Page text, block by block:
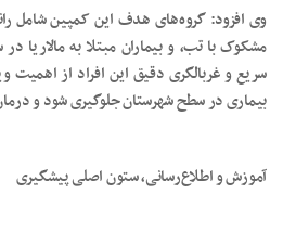
وی افزود: گروه‌های هدف این کمپین شامل
مشکوک با تب، و بیماران مبتلا به مالاریا
سریع و غربالگری دقیق این افراد از اهمیت
بیماری در سطح شهرستان جلوگیری شود و
آموزش و اطلاع‌رسانی، ستون اصلی پیشگیری